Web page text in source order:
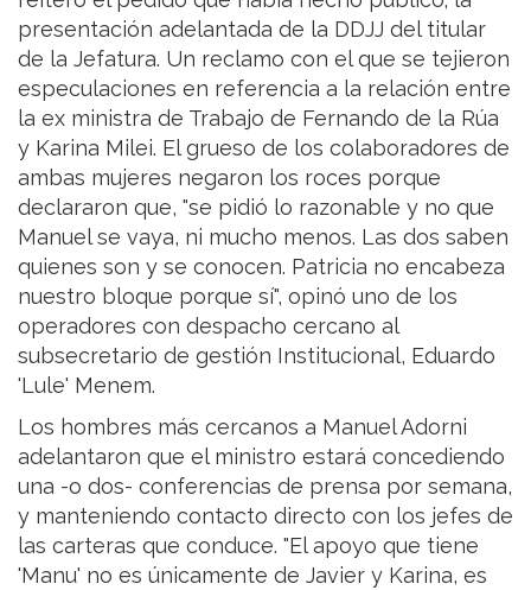
presentación adelantada de la DDJJ del titular
de la Jefatura. Un reclamo con el que se tejieron
especulaciones en referencia a la relación entre
la ex ministra de Trabajo de Fernando de la Rúa
y Karina Milei. El grueso de los colaboradores de
ambas mujeres negaron los roces porque
declararon que, "se pidió lo razonable y no que
Manuel se vaya, ni mucho menos. Las dos saben
quienes son y se conocen. Patricia no encabeza
nuestro bloque porque sí", opinó uno de los
operadores con despacho cercano al
subsecretario de gestión Institucional, Eduardo
'Lule' Menem.
Los hombres más cercanos a Manuel Adorni
adelantaron que el ministro estará concediendo
una -o dos- conferencias de prensa por semana,
y manteniendo contacto directo con los jefes de
las carteras que conduce. "El apoyo que tiene
'Manu' no es únicamente de Javier y Karina, es